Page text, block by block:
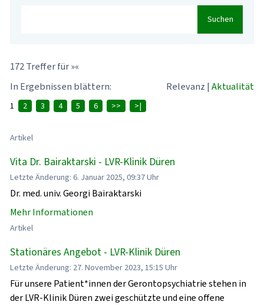
Suchen
172 Treffer für »«
In Ergebnissen blättern:
Relevanz | Aktualität
1 2 3 4 5 6 >> >|
Artikel
Vita Dr. Bairaktarski - LVR-Klinik Düren
Letzte Änderung: 6. Januar 2025, 09:37 Uhr
Dr. med. univ. Georgi Bairaktarski
Mehr Informationen
Artikel
Stationäres Angebot - LVR-Klinik Düren
Letzte Änderung: 27. November 2023, 15:15 Uhr
Für unsere Patient*innen der Gerontopsychiatrie stehen in
der LVR-Klinik Düren zwei geschützte und eine offene